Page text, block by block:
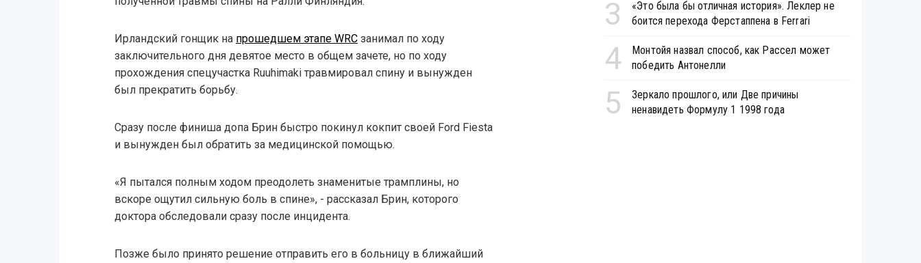
Ирландский гонщик на прошедшем этапе WRCзанимал по ходу
заключительного дня девятое место в общем зачете, но по ходу
прохождения спецучастка Ruuhimaki травмировал спину и вынужден
был прекратить борьбу.
Сразу после финиша допа Брин быстро покинул кокпит своей Ford Fiesta
и вынужден был обратить за медицинской помощью.
«Я пытался полным ходом преодолеть знаменитые трамплины, но
вскоре ощутил сильную боль в спине», - рассказал Брин, которого
доктора обследовали сразу после инцидента.
Позже было принято решение отправить его в больницу в ближайший
3
«Это была бы отличная история». Леклер не
боится перехода Ферстаппена в Ferrari
4
Монтойя назвал способ, как Рассел может
победить Антонелли
5
Зеркало прошлого, или Две причины
ненавидеть Формулу 1 1998 года